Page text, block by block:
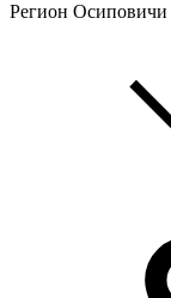
Регион Осиповичи